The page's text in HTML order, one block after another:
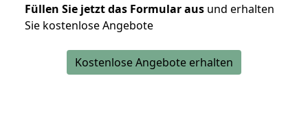
Füllen Sie jetzt das Formular aus und erhalten
Sie kostenlose Angebote
Kostenlose Angebote erhalten